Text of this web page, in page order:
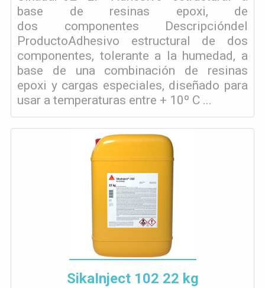
base de resinas epoxi, de
dos componentes Descripcióndel
ProductoAdhesivo estructural de dos
componentes, tolerante a la humedad, a
base de una combinación de resinas
epoxi y cargas especiales, diseñado para
usar a temperaturas entre + 10º C ...
SikaInject 102 22 kg